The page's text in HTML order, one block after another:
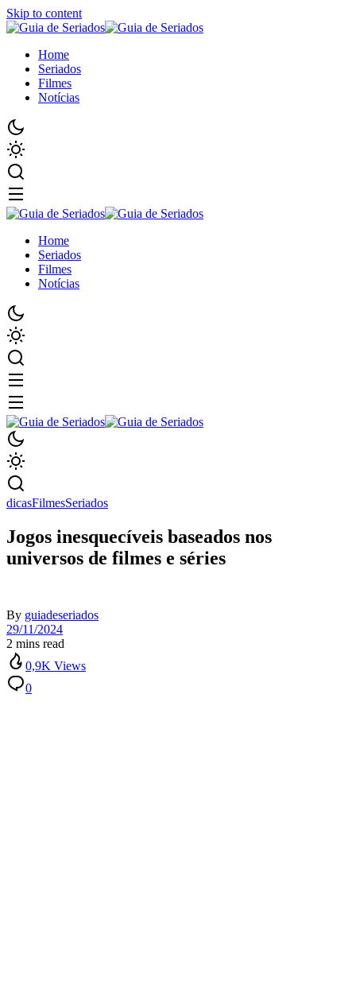
Skip to content
Home
Seriados
Filmes
Notícias
Home
Seriados
Filmes
Notícias
dicasFilmesSeriados
Jogos inesquecíveis baseados nos
universos de filmes e séries
By guiadeseriados
29/11/2024
2 mins read
0,9K Views
0